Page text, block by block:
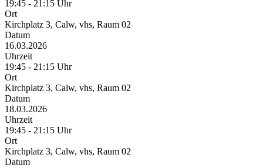
19:45 - 21:15 Uhr
Ort
Kirchplatz 3, Calw, vhs, Raum 02
Datum
16.03.2026
Uhrzeit
19:45 - 21:15 Uhr
Ort
Kirchplatz 3, Calw, vhs, Raum 02
Datum
18.03.2026
Uhrzeit
19:45 - 21:15 Uhr
Ort
Kirchplatz 3, Calw, vhs, Raum 02
Datum